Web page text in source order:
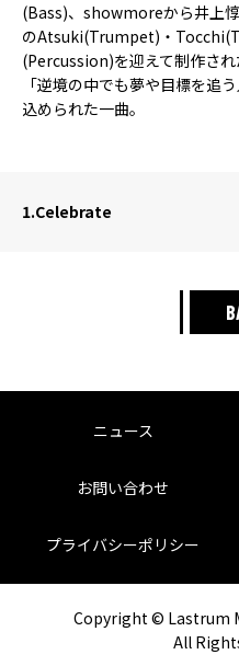
(Bass)、showmoreから井上
のAtsuki(Trumpet)・
(Percussion)を迎えて制作され
「逆境の中でも夢や目標を追
込められた一曲。
1.Celebrate
ニュース
お問い合わせ
プライバシーポリシー
Copyright © Lastrum
All